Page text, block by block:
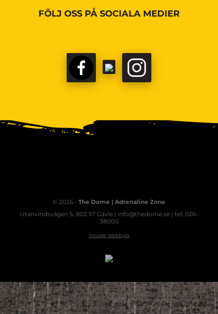
FÖLJ OSS PÅ SOCIALA MEDIER
© 2026 - The Dome | Adrenaline Zone
Utanvindsvägen 5, 802 57 Gävle | info@thedome.se | tel. 026-
38000
Smode Webbyrå